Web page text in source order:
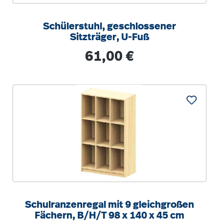
Schülerstuhl, geschlossener
Sitzträger, U-Fuß
Regulärer Preis:
61,00 €
Schulranzenregal mit 9 gleichgroßen
Fächern, B/H/T 98 x 140 x 45 cm